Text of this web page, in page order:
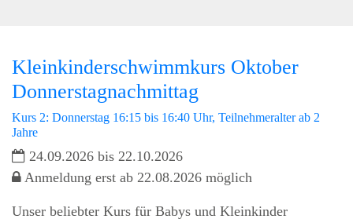
Kleinkinderschwimmkurs Oktober
Donnerstagnachmittag
Kurs 2: Donnerstag 16:15 bis 16:40 Uhr, Teilnehmeralter ab 2
Jahre
24.09.2026 bis 22.10.2026
Anmeldung erst ab 22.08.2026 möglich
Unser beliebter Kurs für Babys und Kleinkinder